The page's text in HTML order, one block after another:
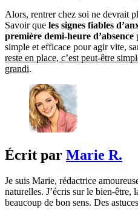
Alors, rentrer chez soi ne devrait
Savoir que les signes fiables
première demi-heure d’absence
simple et efficace pour agir vite,
reste en place, c’est peut-être
grandi.
Écrit par Marie R.
Je suis Marie, rédactrice
naturelles. J’écris sur le bien-être,
beaucoup de bon sens. Des